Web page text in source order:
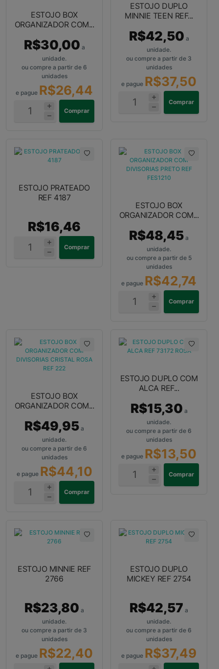
ESTOJO BOX
ORGANIZADOR COM...
R$30,00 a
unidade.
ou compre a partir de 6
unidades
e pague R$26,44
Comprar
ESTOJO DUPLO
MINNIE TEEN REF...
R$42,50 a
unidade.
ou compre a partir de 3
unidades
e pague R$37,50
Comprar
ESTOJO PRATEADO
REF 4187
R$16,46
Comprar
ESTOJO BOX
ORGANIZADOR COM...
R$48,45 a
unidade.
ou compre a partir de 5
unidades
e pague R$42,74
Comprar
ESTOJO BOX
ORGANIZADOR COM...
R$49,95 a
unidade.
ou compre a partir de 6
unidades
e pague R$44,10
Comprar
ESTOJO DUPLO COM
ALCA REF...
R$15,30 a
unidade.
ou compre a partir de 6
unidades
e pague R$13,50
Comprar
ESTOJO MINNIE REF
2766
R$23,80 a
unidade.
ou compre a partir de 3
unidades
e pague R$22,40
ESTOJO DUPLO
MICKEY REF 2754
R$42,57 a
unidade.
ou compre a partir de 6
unidades
e pague R$37,49